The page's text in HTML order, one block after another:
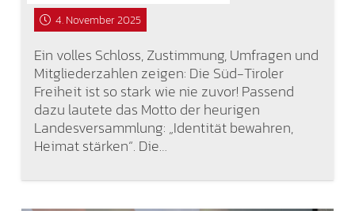
4. November 2025
Ein volles Schloss, Zustimmung, Umfragen und
Mitgliederzahlen zeigen: Die Süd-Tiroler
Freiheit ist so stark wie nie zuvor! Passend
dazu lautete das Motto der heurigen
Landesversammlung: „Identität bewahren,
Heimat stärken“. Die…